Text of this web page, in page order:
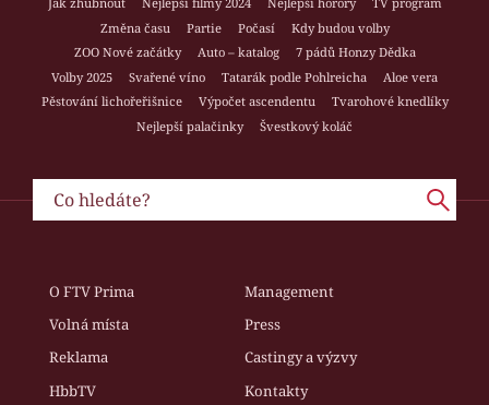
Změna času
Partie Počasí
Kdy budou volby
ZOO Nové začátky
Auto – katalog
7 pádů Honzy Dědka
Volby 2025
Svařené víno Tatarák podle Pohlreicha
Aloe vera
Pěstování lichořeřišnice
Výpočet ascendentu
Tvarohové knedlíky
Nejlepší palačinky
Švestkový koláč
O FTV Prima
Management
Volná místa
Press
Reklama
Castingy a výzvy
HbbTV
Kontakty